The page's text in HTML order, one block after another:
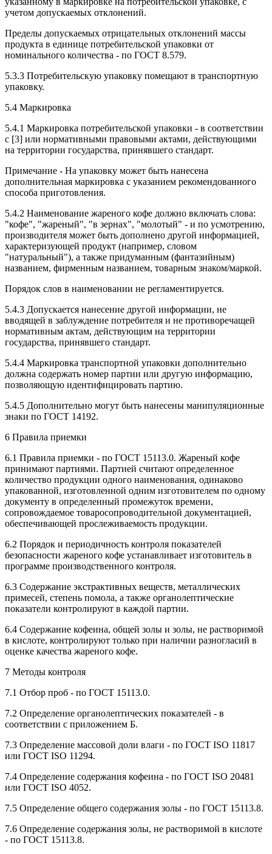
учетом допускаемых отклонений.
Пределы допускаемых отрицательных отклонений массы
продукта в единице потребительской упаковки от
номинального количества - по ГОСТ 8.579.
5.3.3 Потребительскую упаковку помещают в транспортную
упаковку.
5.4 Маркировка
5.4.1 Маркировка потребительской упаковки - в соответствии
с [3] или нормативными правовыми актами, действующими
на территории государства, принявшего стандарт.
Примечание - На упаковку может быть нанесена
дополнительная маркировка с указанием рекомендованного
способа приготовления.
5.4.2 Наименование жареного кофе должно включать слова:
"кофе", "жареный", "в зернах", "молотый" - и по усмотрению,
производителя может быть дополнено другой информацией,
характеризующей продукт (например, словом
"натуральный"), а также придуманным (фантазийным)
названием, фирменным названием, товарным знаком/маркой.
Порядок слов в наименовании не регламентируется.
5.4.3 Допускается нанесение другой информации, не
вводящей в заблуждение потребителя и не противоречащей
нормативным актам, действующим на территории
государства, принявшего стандарт.
5.4.4 Маркировка транспортной упаковки дополнительно
должна содержать номер партии или другую информацию,
позволяющую идентифицировать партию.
5.4.5 Дополнительно могут быть нанесены манипуляционные
знаки по ГОСТ 14192.
6 Правила приемки
6.1 Правила приемки - по ГОСТ 15113.0. Жареный кофе
принимают партиями. Партией считают определенное
количество продукции одного наименования, одинаково
упакованной, изготовленной одним изготовителем по одному
документу в определенный промежуток времени,
сопровождаемое товаросопроводительной документацией,
обеспечивающей прослеживаемость продукции.
6.2 Порядок и периодичность контроля показателей
безопасности жареного кофе устанавливает изготовитель в
программе производственного контроля.
6.3 Содержание экстрактивных веществ, металлических
примесей, степень помола, а также органолептические
показатели контролируют в каждой партии.
6.4 Содержание кофеина, общей золы и золы, не растворимой
в кислоте, контролируют только при наличии разногласий в
оценке качества жареного кофе.
7 Методы контроля
7.1 Отбор проб - по ГОСТ 15113.0.
7.2 Определение органолептических показателей - в
соответствии с приложением Б.
7.3 Определение массовой доли влаги - по ГОСТ ISO 11817
или ГОСТ ISO 11294.
7.4 Определение содержания кофеина - по ГОСТ ISO 20481
или ГОСТ ISO 4052.
7.5 Определение общего содержания золы - по ГОСТ 15113.8.
7.6 Определение содержания золы, не растворимой в кислоте
- по ГОСТ 15113.8.